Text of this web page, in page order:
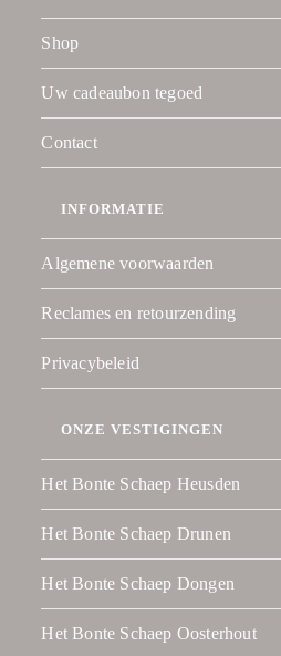
Shop
Uw cadeaubon tegoed
Contact
INFORMATIE
Algemene voorwaarden
Reclames en retourzending
Privacybeleid
ONZE VESTIGINGEN
Het Bonte Schaep Heusden
Het Bonte Schaep Drunen
Het Bonte Schaep Dongen
Het Bonte Schaep Oosterhout